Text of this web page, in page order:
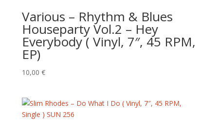
Various ‎– Rhythm & Blues
Houseparty Vol.2 – Hey
Everybody ( Vinyl, 7″, 45 RPM,
EP)
10,00 €